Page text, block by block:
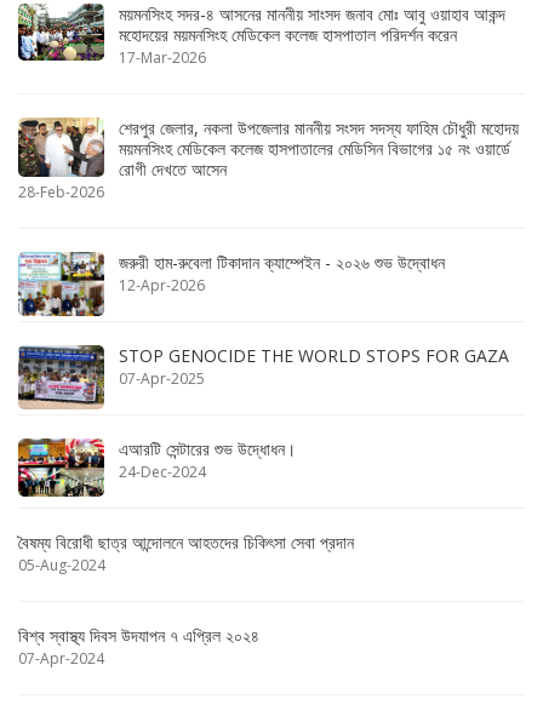
ময়মনসিংহ সদর-৪ আসনের মাননীয় সাংসদ জনাব মোঃ আবু ওয়াহাব আকন্দ
মহোদয়ের ময়মনসিংহ মেডিকেল কলেজ হাসপাতাল পরিদর্শন করেন
17-Mar-2026
শেরপুর জেলার, নকলা উপজেলার মাননীয় সংসদ সদস্য ফাহিম চৌধুরী মহোদয়
ময়মনসিংহ মেডিকেল কলেজ হাসপাতালের মেডিসিন বিভাগের ১৫ নং ওয়ার্ডে
রোগী দেখতে আসেন
28-Feb-2026
জরুরী হাম-রুবেলা টিকাদান ক্যাম্পেইন - ২০২৬ শুভ উদ্বোধন
12-Apr-2026
STOP GENOCIDE THE WORLD STOPS FOR GAZA
07-Apr-2025
এআরটি সেন্টারের শুভ উদ্ধোধন।
24-Dec-2024
বৈষম্য বিরোধী ছাত্র আন্দোলনে আহতদের চিকিৎসা সেবা প্রদান
05-Aug-2024
বিশ্ব স্বাস্থ্য দিবস উদযাপন ৭ এপ্রিল ২০২৪
07-Apr-2024